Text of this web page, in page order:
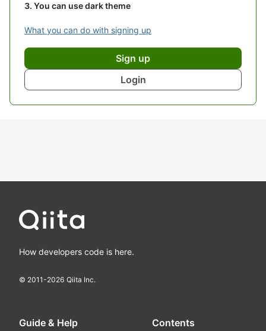
You can use dark theme
What you can do with signing up
Sign up
Login
How developers code is here.
© 2011-2026 Qiita Inc.
Guide & Help Contents